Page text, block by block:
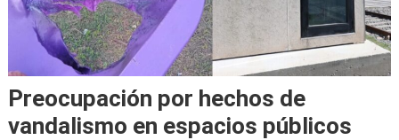
Preocupación por hechos de
vandalismo en espacios públicos